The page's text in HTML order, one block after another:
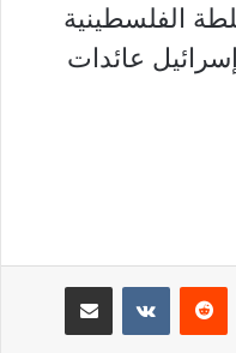
الفلسطينية
عائدات
مشاركة عبر البريد